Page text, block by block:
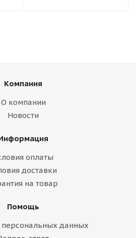
Компания
О компании
Новости
оплаты
доставки
на товар
Помощь
данных